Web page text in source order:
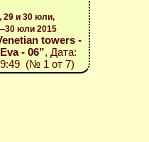
29 и 30 юли,
юли 2015
towers -
- 06”, Дата:
(№ 1 от 7)